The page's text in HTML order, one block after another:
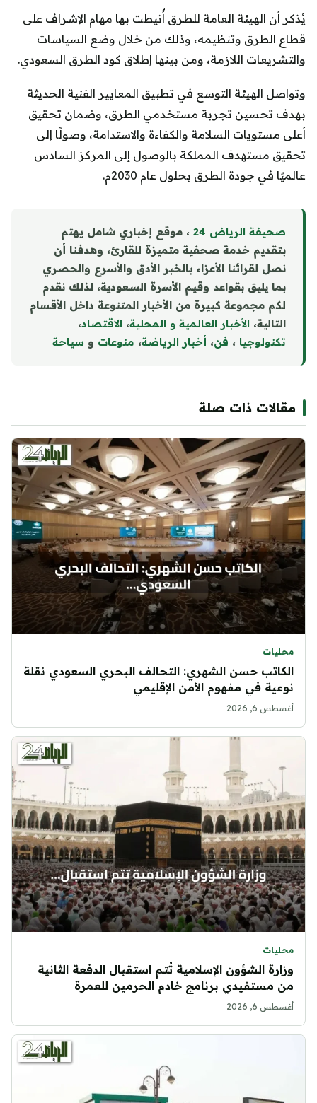
يُذكر أن الهيئة العامة للطرق أُنيطت بها مهام الإشراف على
قطاع الطرق وتنظيمه، وذلك من خلال وضع السياسات
والتشريعات اللازمة، ومن بينها إطلاق كود الطرق السعودي.
وتواصل الهيئة التوسع في تطبيق المعايير الفنية الحديثة
بهدف تحسين تجربة مستخدمي الطرق، وضمان تحقيق
أعلى مستويات السلامة والكفاءة والاستدامة، وصولًا إلى
تحقيق مستهدف المملكة بالوصول إلى المركز السادس
عالميًا في جودة الطرق بحلول عام 2030م.
صحيفة الرياض 24
، موقع إخباري شامل يهتم
بتقديم خدمة صحفية متميزة للقارئ، وهدفنا أن
نصل لقرائنا الأعزاء بالخبر الأدق والأسرع والحصري
بما يليق بقواعد وقيم الأسرة السعودية، لذلك نقدم
لكم مجموعة كبيرة من الأخبار المتنوعة داخل الأقسام
التالية، الأخبار العالمية و المحلية، الاقتصاد،
تكنولوجيا ، فن، أخبار الرياضة، منوعات و سياحة
مقالات ذات صلة
محليات
الكاتب حسن الشهري: التحالف البحري السعودي نقلة
نوعية في مفهوم الأمن الإقليمي
أغسطس 6, 2026
محليات
وزارة الشؤون الإسلامية تُتم استقبال الدفعة الثانية
من مستفيدي برنامج خادم الحرمين للعمرة
أغسطس 6, 2026